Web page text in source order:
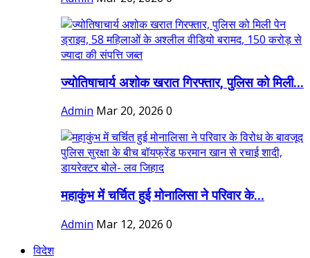
ज्योतिषाचार्य अशोक खरात गिरफ्तार, पुलिस को मिली...
Admin Mar 20, 2026 0
महाकुंभ में चर्चित हुई मोनालिसा ने परिवार के...
Admin Mar 12, 2026 0
विदेश